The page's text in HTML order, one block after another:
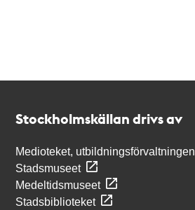
Stockholmskällan drivs av
Medioteket, utbildningsförvaltningen
Stadsmuseet
Medeltidsmuseet
Stadsbiblioteket